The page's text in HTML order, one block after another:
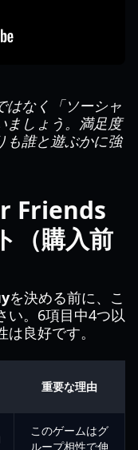
はなく「ソーシャ
ましょう。満足度
も誰と遊ぶかに強
Friends
（購入前
を決める前に、こ
い。6項目中4つ以
良好です。
重要な理由
このゲームはグ
ループ相性で伸